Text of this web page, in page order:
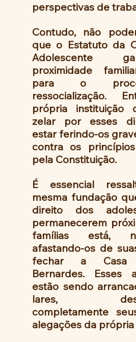
perspectivas de
Contudo, não
que o Estatuto da
Adolescente
proximidade
para o
ressocialização.
própria instituição
zelar por esses
estar ferindo-os
contra os
pela Constituição.
É essencial
mesma fundação
direito dos
permanecerem
famílias está,
afastando-os de
fechar a Casa
Bernardes. Esses
estão sendo
lares,
completamente
alegações da